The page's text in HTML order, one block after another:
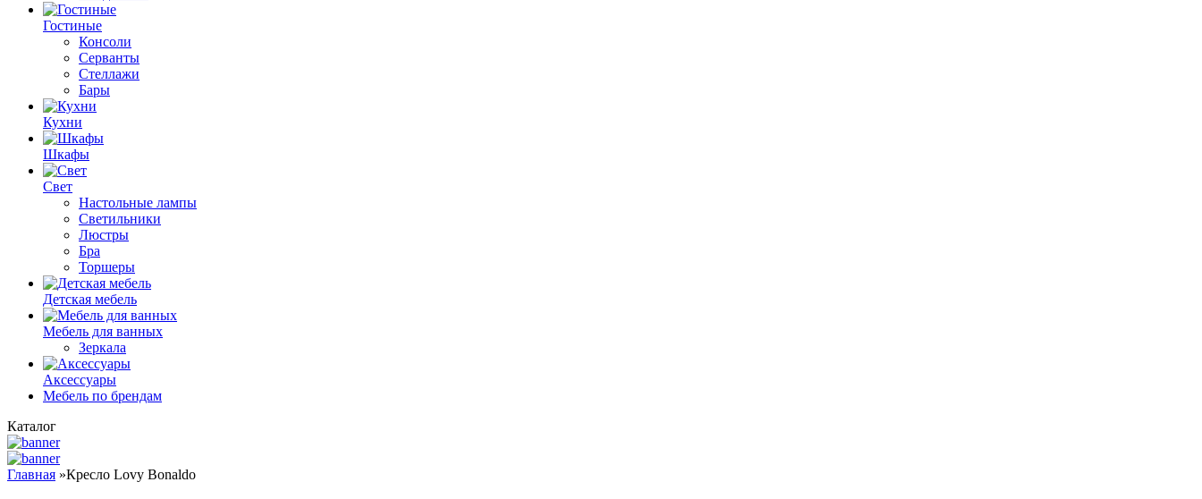
Гостиные
Консоли
Серванты
Стеллажи
Бары
Кухни
Шкафы
Свет
Настольные лампы
Светильники
Люстры
Бра
Торшеры
Детская мебель
Мебель для ванных
Зеркала
Аксессуары
Мебель по брендам
Каталог
Главная »Кресло Lovy Bonaldo